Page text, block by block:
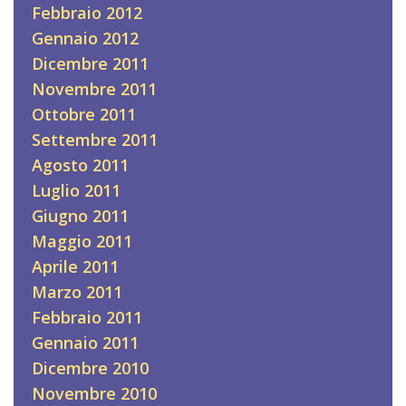
Febbraio 2012
Gennaio 2012
Dicembre 2011
Novembre 2011
Ottobre 2011
Settembre 2011
Agosto 2011
Luglio 2011
Giugno 2011
Maggio 2011
Aprile 2011
Marzo 2011
Febbraio 2011
Gennaio 2011
Dicembre 2010
Novembre 2010